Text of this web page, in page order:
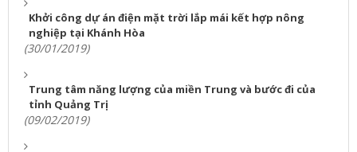
Khởi công dự án điện mặt trời lắp mái kết hợp nông
nghiệp tại Khánh Hòa
(30/01/2019)
Trung tâm năng lượng của miền Trung và bước đi của
tỉnh Quảng Trị
(09/02/2019)